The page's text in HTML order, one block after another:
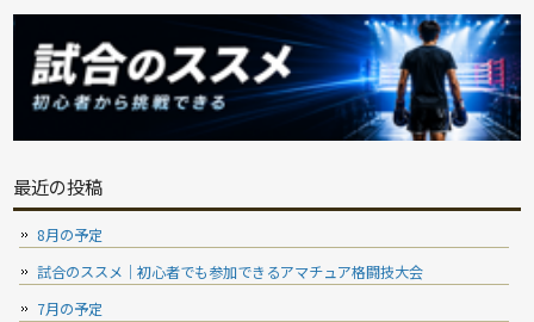
最近の投稿
8月の予定
試合のススメ｜初心者でも参加できるアマチュア格闘技大会
7月の予定